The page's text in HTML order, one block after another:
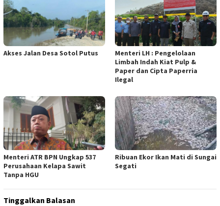
Akses Jalan Desa Sotol Putus
Menteri LH : Pengelolaan
Limbah Indah Kiat Pulp &
Paper dan Cipta Paperria
Ilegal
Menteri ATR BPN Ungkap 537
Perusahaan Kelapa Sawit
Tanpa HGU
Ribuan Ekor Ikan Mati di Sungai
Segati
Tinggalkan Balasan